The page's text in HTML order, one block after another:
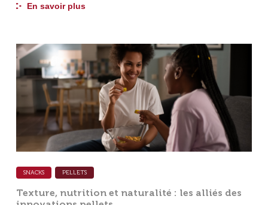
En savoir plus
SNACKS PELLETS
Texture, nutrition et naturalité : les alliés des